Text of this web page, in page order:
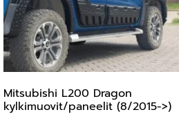
Mitsubishi L200 Dragon
kylkimuovit/paneelit (8/2015->)